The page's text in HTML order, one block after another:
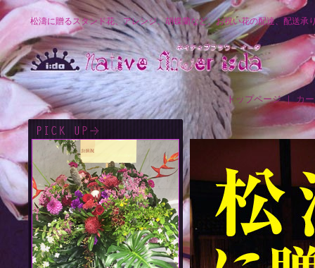
松濤に贈るスタンド花、アレンジ、胡蝶蘭など、お祝い花の配達、配送承
トップページ｜ カ